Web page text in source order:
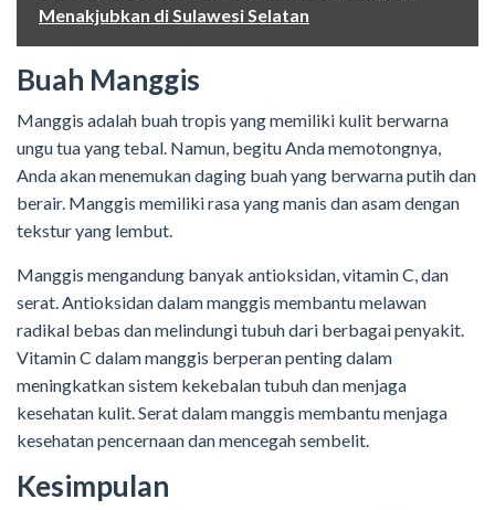
Menakjubkan di Sulawesi Selatan
Buah Manggis
Manggis adalah buah tropis yang memiliki kulit berwarna
ungu tua yang tebal. Namun, begitu Anda memotongnya,
Anda akan menemukan daging buah yang berwarna putih dan
berair. Manggis memiliki rasa yang manis dan asam dengan
tekstur yang lembut.
Manggis mengandung banyak antioksidan, vitamin C, dan
serat. Antioksidan dalam manggis membantu melawan
radikal bebas dan melindungi tubuh dari berbagai penyakit.
Vitamin C dalam manggis berperan penting dalam
meningkatkan sistem kekebalan tubuh dan menjaga
kesehatan kulit. Serat dalam manggis membantu menjaga
kesehatan pencernaan dan mencegah sembelit.
Kesimpulan